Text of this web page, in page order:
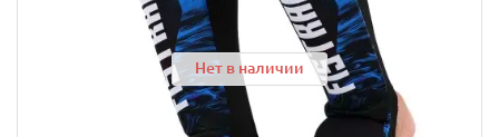
Нет в наличии